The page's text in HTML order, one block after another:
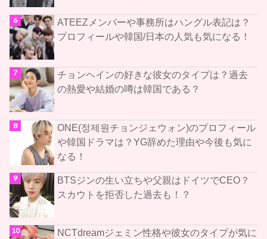
ATEEZメンバーや事務所はハングル表記は？
プロフィールや韓国/日本の人気も気になる！
チョンヘインの好きな彼女のタイプは？過去
の熱愛や結婚の噂は韓国である？
ONE(정제원チョンジェウォン)のプロフィール
や韓国ドラマは？YG辞めた理由や今後も気に
なる！
BTSジンの生い立ちや父親はドイツでCEO？
スカウトを拒否した過去も！？
NCTdreamジェミン性格や彼女のタイプが気に